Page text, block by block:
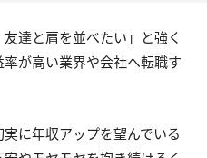
達と肩を並べたい」と強く
が高い業界や会社へ転職す
に年収アップを望んでいる